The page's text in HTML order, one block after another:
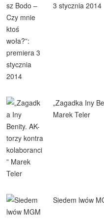
3 stycznia 2014
„Zagadka Iny
Marek Teler
Siedem lwów